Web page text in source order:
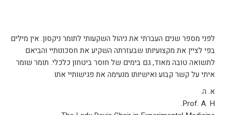
לפני מספר שנים העברתי את ניהול השקעותי לתומר ניקסון. אין מילים
בפי לציין את מקצועיותו שבעזרתה השקיע את חסכונותיי והביאם
לתשואה טובה מאוד, גם בימים של חוסר ביטחון כלכלי. תומר שומר
איתי על קשר קבוע ואישיותו מנעימה את פגישותיי אתו
א. ה.
Prof. A. H.